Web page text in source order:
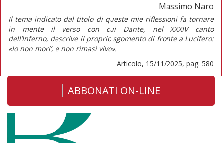
Massimo Naro
Il tema indicato dal titolo di queste mie riflessioni fa tornare
in mente il verso con cui Dante, nel XXXIV canto
dell’Inferno, descrive il proprio sgomento di fronte a Lucifero:
«Io non mori’, e non rimasi vivo».
Articolo, 15/11/2025, pag. 580
ABBONATI ON-LINE